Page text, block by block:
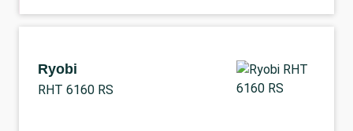
Ryobi
RHT 6160 RS